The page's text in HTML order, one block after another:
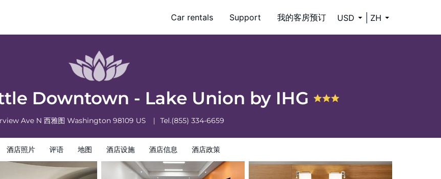
Car rentals Support 我的客房预订 USD ZH
Downtown - Lake Union by IHG
Ave N 西雅图 Washington 98109 US Tel.(855) 334-6659
酒店照片 评语 地图 酒店设施 酒店信息 酒店政策